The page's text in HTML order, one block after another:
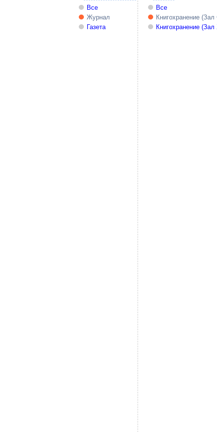
Все
Журнал
Газета
Все
Книгохранение
Книгохранение